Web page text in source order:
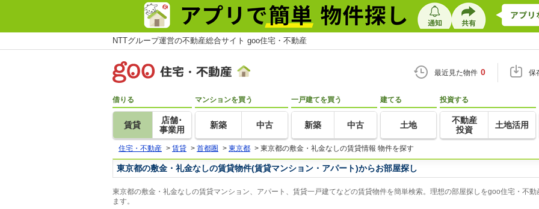
NTTグループ運営の不動産総合サイト goo住宅・不動産
最近見た物件 0 保
借りる
賃貸
店舗･
事業用
マンションを買う
新築 中古
一戸建てを買う
新築 中古
建てる
土地
投資する
不動産
投資
土地活用
住宅・不動産 > 賃貸 > 首都圏 > 東京都 > 東京都の敷金・礼金なしの賃貸情報 物件を探す
東京都の敷金・礼金なしの賃貸物件(賃貸マンション・アパート)からお部屋探し
東京都の敷金・礼金なしの賃貸マンション、アパート、賃貸一戸建てなどの賃貸物件を簡単検索。理想の部屋探しをgoo住宅・不動
ます。